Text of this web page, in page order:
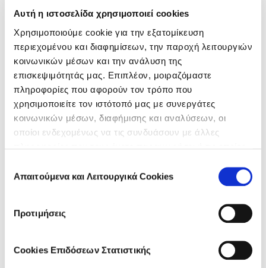
Αυτή η ιστοσελίδα χρησιμοποιεί cookies
Χρησιμοποιούμε cookie για την εξατομίκευση
περιεχομένου και διαφημίσεων, την παροχή λειτουργιών
κοινωνικών μέσων και την ανάλυση της
επισκεψιμότητάς μας. Επιπλέον, μοιραζόμαστε
πληροφορίες που αφορούν τον τρόπο που
χρησιμοποιείτε τον ιστότοπό μας με συνεργάτες
κοινωνικών μέσων, διαφήμισης και αναλύσεων, οι
οποίοι ενδεχομένως να τις συνδυάσουν με άλλες
των υπηρεσιών τους.
συγκατάθεσης
Απαιτούμενα και Λειτουργικά Cookies
Προτιμήσεις
Cookies Επιδόσεων Στατιστικής
σου;
Κάνε εγγραφή στο newsletter
της Frezyderm!
Εγγραφή